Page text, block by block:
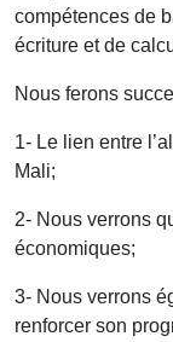
compétences de
écriture et de
Nous ferons
1- Le lien entre
Mali;
2- Nous verrons
économiques;
3- Nous verrons
renforcer son